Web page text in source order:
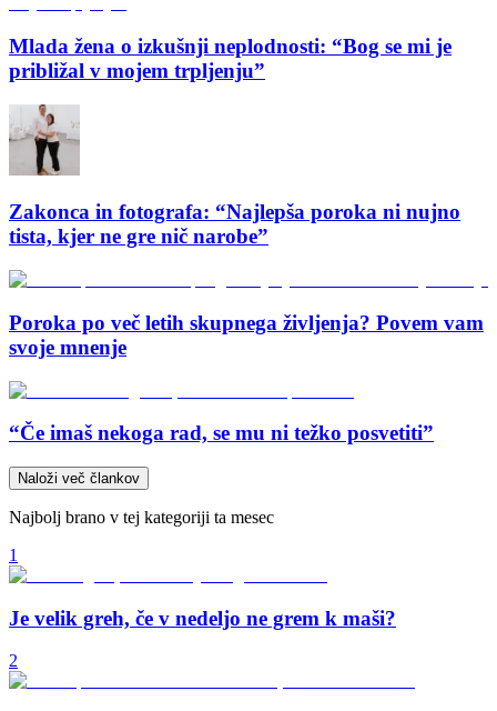
Mlada žena o izkušnji neplodnosti: “Bog se mi je
približal v mojem trpljenju”
Zakonca in fotografa: “Najlepša poroka ni nujno
tista, kjer ne gre nič narobe”
Poroka po več letih skupnega življenja? Povem vam
svoje mnenje
“Če imaš nekoga rad, se mu ni težko posvetiti”
Naloži več člankov
Najbolj brano v tej kategoriji ta mesec
1
Je velik greh, če v nedeljo ne grem k maši?
2